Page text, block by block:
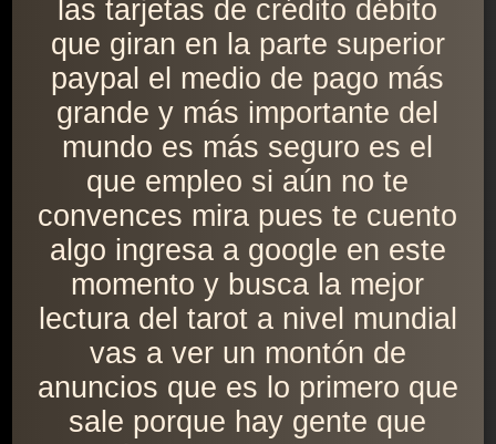
las tarjetas de crédito débito
que giran en la parte superior
paypal el medio de pago más
grande y más importante del
mundo es más seguro es el
que empleo si aún no te
convences mira pues te cuento
algo ingresa a google en este
momento y busca la mejor
lectura del tarot a nivel mundial
vas a ver un montón de
anuncios que es lo primero que
sale porque hay gente que